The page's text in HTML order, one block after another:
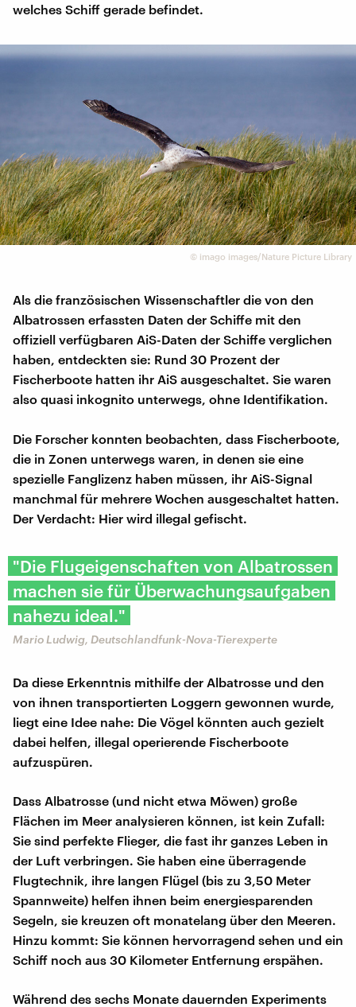
welches Schiff gerade befindet.
© imago images/Nature Picture Library
Als die französischen Wissenschaftler die von den
Albatrossen erfassten Daten der Schiffe mit den
offiziell verfügbaren AiS-Daten der Schiffe verglichen
haben, entdeckten sie: Rund 30 Prozent der
Fischerboote hatten ihr AiS ausgeschaltet. Sie waren
also quasi inkognito unterwegs, ohne Identifikation.
Die Forscher konnten beobachten, dass Fischerboote,
die in Zonen unterwegs waren, in denen sie eine
spezielle Fanglizenz haben müssen, ihr AiS-Signal
manchmal für mehrere Wochen ausgeschaltet hatten.
Der Verdacht: Hier wird illegal gefischt.
"Die Flugeigenschaften von Albatrossen
machen sie für Überwachungsaufgaben
nahezu ideal."
Mario Ludwig, Deutschlandfunk-Nova-Tierexperte
Da diese Erkenntnis mithilfe der Albatrosse und den
von ihnen transportierten Loggern gewonnen wurde,
liegt eine Idee nahe: Die Vögel könnten auch gezielt
dabei helfen, illegal operierende Fischerboote
aufzuspüren.
Dass Albatrosse (und nicht etwa Möwen) große
Flächen im Meer analysieren können, ist kein Zufall:
Sie sind perfekte Flieger, die fast ihr ganzes Leben in
der Luft verbringen. Sie haben eine überragende
Flugtechnik, ihre langen Flügel (bis zu 3,50 Meter
Spannweite) helfen ihnen beim energiesparenden
Segeln, sie kreuzen oft monatelang über den Meeren.
Hinzu kommt: Sie können hervorragend sehen und ein
Schiff noch aus 30 Kilometer Entfernung erspähen.
Während des sechs Monate dauernden Experiments